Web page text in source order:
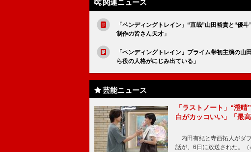
関連ニュース
「ペンディングトレイン」“直哉”山田裕貴と“
制作の皆さん天才」
「ペンディングトレイン」プライム帯初主演の
ら役の人格がにじみ出ている」
芸能ニュース
「ラストノート」“澄
白がカッコいい」「最
内田有紀と寺西拓人がダ
話が、6日に放送された。